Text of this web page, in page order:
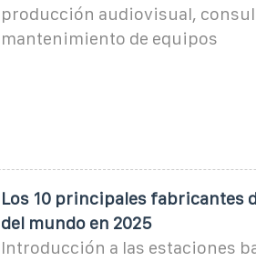
producción audiovisual,
mantenimiento de equipos
Los 10 principales fabricantes
del mundo en 2025
Introducción a las estaciones